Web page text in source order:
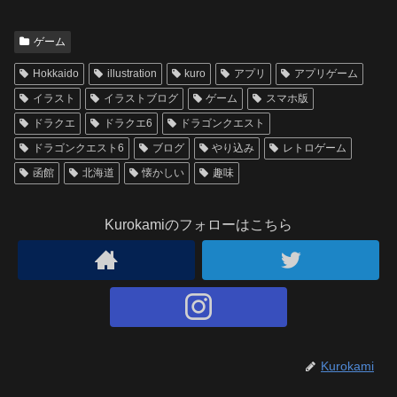
ゲーム
Hokkaido illustration kuro アプリ
アプリゲーム
イラスト
イラストブログ ゲーム
スマホ版
ドラクエ
ドラクエ6
ドラゴンクエスト
ドラゴンクエスト6
ブログ やり込み
レトロゲーム
函館
北海道 懐かしい 趣味
Kurokamiのフォローはこちら
Kurokami